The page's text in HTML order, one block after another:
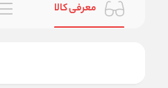
معرفی کالا